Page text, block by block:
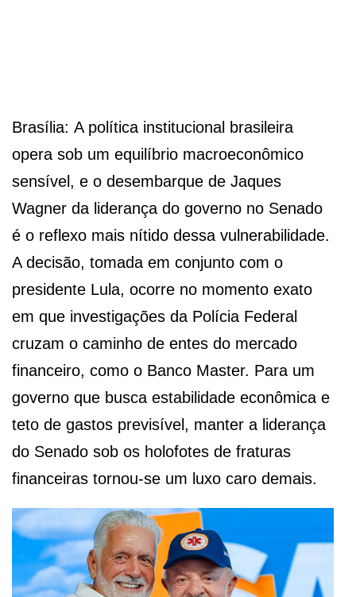
Brasília: A política institucional brasileira
opera sob um equilíbrio macroeconômico
sensível, e o desembarque de Jaques
Wagner da liderança do governo no Senado
é o reflexo mais nítido dessa vulnerabilidade.
A decisão, tomada em conjunto com o
presidente Lula, ocorre no momento exato
em que investigações da Polícia Federal
cruzam o caminho de entes do mercado
financeiro, como o Banco Master. Para um
governo que busca estabilidade econômica e
teto de gastos previsível, manter a liderança
do Senado sob os holofotes de fraturas
financeiras tornou-se um luxo caro demais.